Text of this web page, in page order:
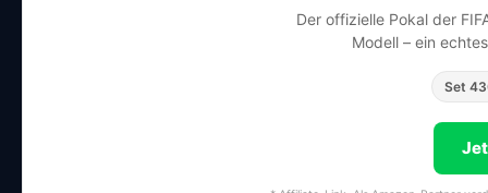
Der offizielle Pokal der
Modell – ein
Set